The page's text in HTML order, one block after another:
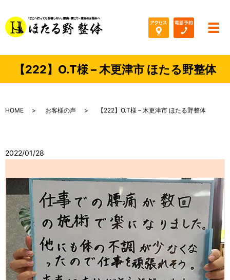
メ
【222】O.T様 – 木更津市 ほたる野整体
HOME お客様の声 【222】O.T様 – 木更津市 ほたる野整体
2022/01/28